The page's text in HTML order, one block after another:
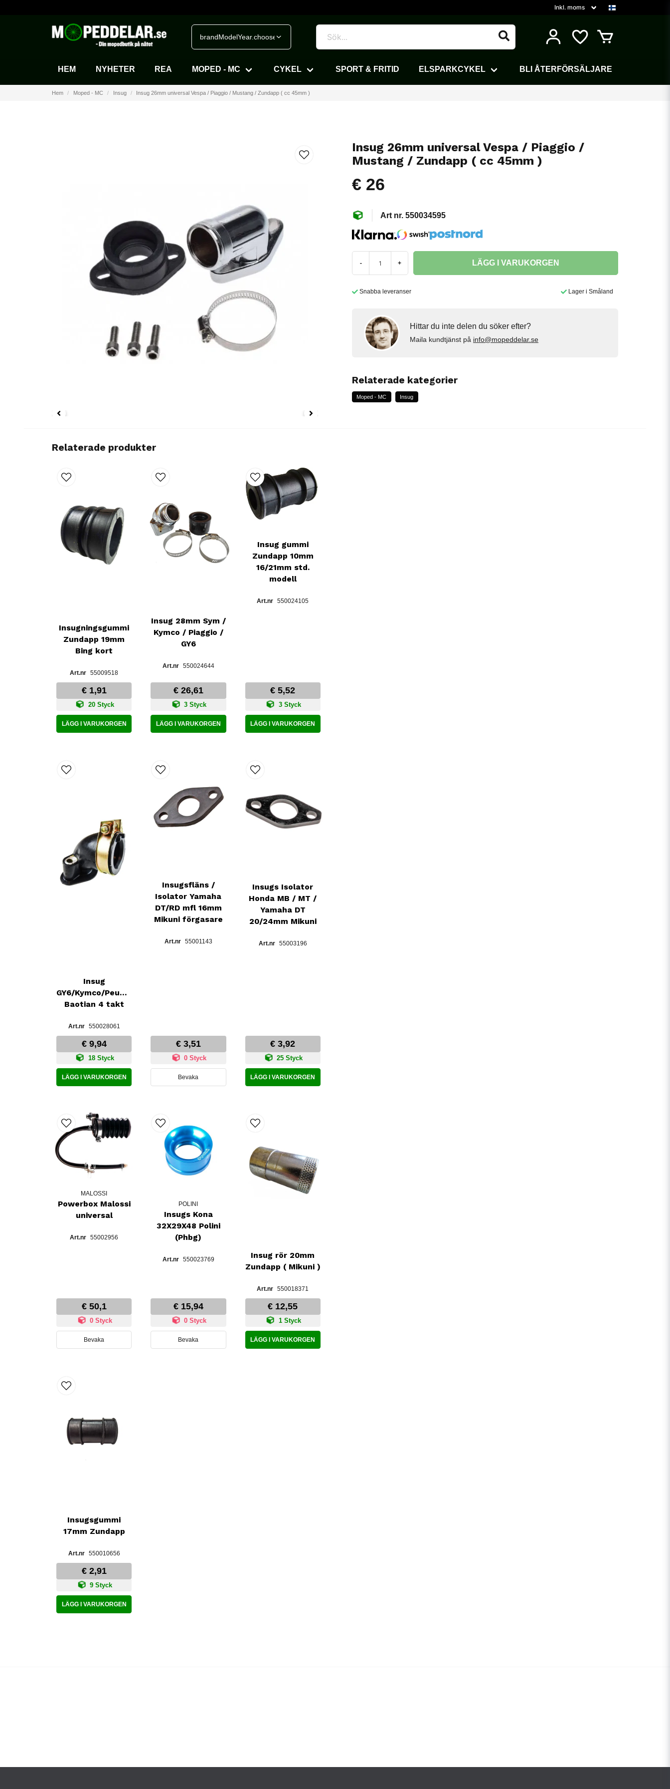
brandModelYear.chooseVehicle
HEM NYHETER REA MOPED - MC CYKEL SPORT & FRITID ELSPARKCYKEL BLI ÅTERFÖRSÄLJARE
Hem Moped - MC Insug Insug 26mm universal Vespa / Piaggio / Mustang / Zundapp ( cc 45mm )
Insug 26mm universal Vespa / Piaggio /
Mustang / Zundapp ( cc 45mm )
€ 26
550034595
- + LÄGG I VARUKORGEN
Snabba leveranser Lager i Småland
Hittar du inte delen du söker efter?
Maila kundtjänst på info@mopeddelar.se
Relaterade kategorier
Moped - MC Insug
Relaterade produkter
Insugningsgummi
Zundapp 19mm
Bing kort
55009518
€ 1,91
20 Styck
LÄGG I VARUKORGEN
Insug 28mm Sym /
Kymco / Piaggio /
GY6
550024644
€ 26,61
3 Styck
LÄGG I VARUKORGEN
Insug gummi
Zundapp 10mm
16/21mm std.
modell
550024105
€ 5,52
3 Styck
LÄGG I VARUKORGEN
Insug
GY6/Kymco/Peugeot/
Baotian 4 takt
550028061
€ 9,94
18 Styck
LÄGG I VARUKORGEN
Insugsfläns /
Isolator Yamaha
DT/RD mfl 16mm
Mikuni förgasare
55001143
€ 3,51
0 Styck
Bevaka
Insugs Isolator
Honda MB / MT /
Yamaha DT
20/24mm Mikuni
55003196
€ 3,92
25 Styck
LÄGG I VARUKORGEN
MALOSSI
Powerbox Malossi
universal
55002956
€ 50,1
0 Styck
Bevaka
POLINI
Insugs Kona
32X29X48 Polini
(Phbg)
550023769
€ 15,94
0 Styck
Bevaka
Insug rör 20mm
Zundapp ( Mikuni )
550018371
€ 12,55
1 Styck
LÄGG I VARUKORGEN
Insugsgummi
17mm Zundapp
550010656
€ 2,91
9 Styck
LÄGG I VARUKORGEN